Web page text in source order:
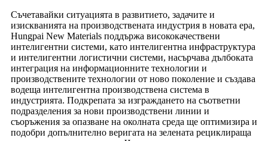
Съчетавайки ситуацията в развитието, задачите и
изискванията на производствената индустрия в новата ера,
Hungpai New Materials поддържа висококачествени
интелигентни системи, като интелигентна инфраструктура
и интелигентни логистични системи, насърчава дълбоката
интеграция на информационните технологии и
производствените технологии от ново поколение и създава
водеща интелигентна производствена система в
индустрията. Подкрепата за изграждането на съответни
подразделения за нови производствени линии и
съоръжения за опазване на околната среда ще оптимизира и
подобри допълнително веригата на зелената рециклираща